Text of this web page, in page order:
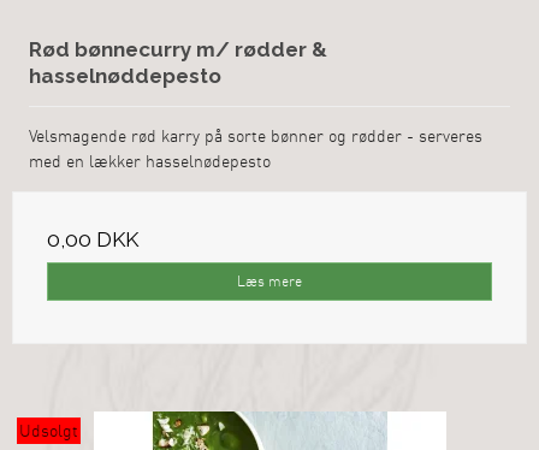
Rød bønnecurry m/ rødder &
hasselnøddepesto
Velsmagende rød karry på sorte bønner og rødder - serveres
med en lækker hasselnødepesto
0,00 DKK
Læs mere
Udsolgt